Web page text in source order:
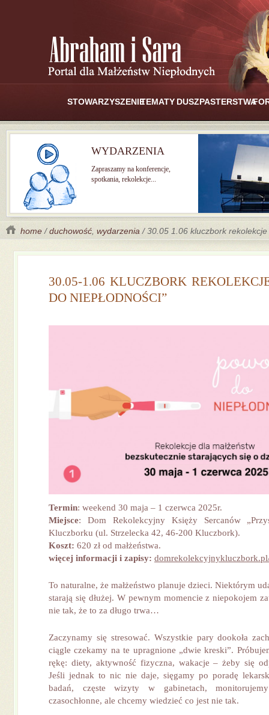
STOWARZYSZENIETEMATY DUSZPASTERSTWA
WYDARZENIA
Zapraszamy na konferencje,
spotkania, rekolekcje...
home /duchowość wydarzenia / 30.05 1.06 kluczbork rekolekcje
30.05-1.06 KLUCZBORK
DO NIEPŁODNOŚCI”
Termin: weekend 30 maja – 1 czerwca 2025r.
Miejsce: Dom Rekolekcyjny Księży Sercanów
Kluczborku (ul. Strzelecka 42, 46-200 Kluczbork).
Koszt: 620 zł od małżeństwa.
więcej informacji i zapisy:
To naturalne, że małżeństwo planuje dzieci. Niektórym
starają się dłużej. W pewnym momencie z niepokojem
nie tak, że to za długo trwa…
Zaczynamy się stresować. Wszystkie pary dookoła
ciągle czekamy na te upragnione „dwie kreski”.
rękę: diety, aktywność fizyczna, wakacje – żeby się
Jeśli jednak to nic nie daje, sięgamy po poradę
badań, częste wizyty w gabinetach,
czasochłonne, ale chcemy wiedzieć co jest nie tak.